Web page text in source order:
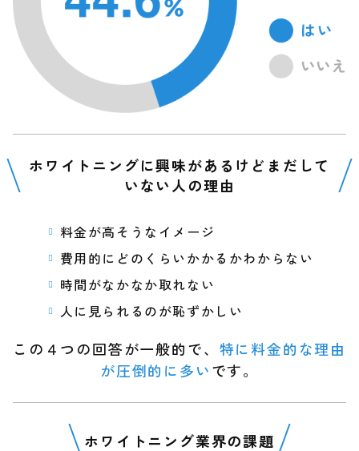
ホワイトニングに興味があるけどまだして
いない人の理由
料金が高そうなイメージ
費用的にどのくらいかかるかわからない
時間がなかなか取れない
人に見られるのが恥ずかしい
この４つの回答が一般的で、 特に料金的な理由
が圧倒的に多いです。
ホワイトニング業界の課題